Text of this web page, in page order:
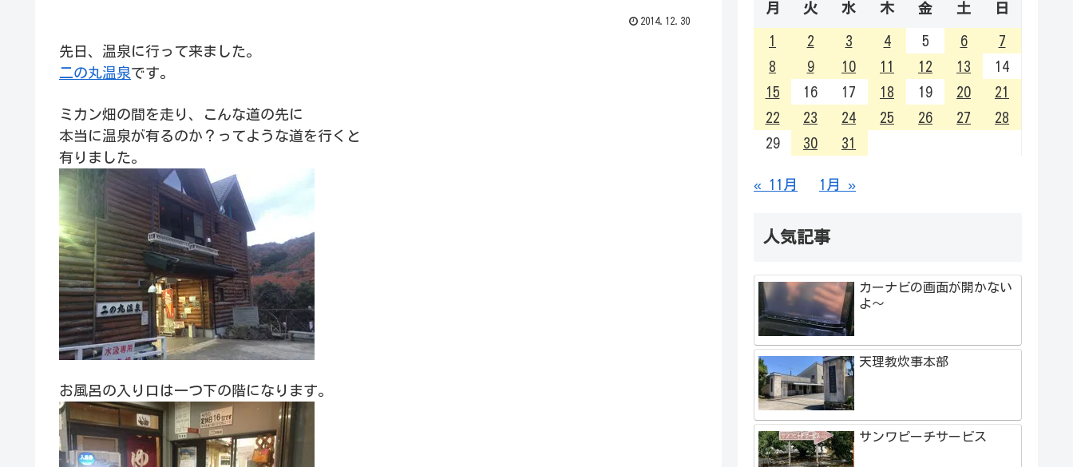
2014.12.30
先日、温泉に行って来ました。
二の丸温泉です。
ミカン畑の間を走り、こんな道の先に
本当に温泉が有るのか？ってような道を行くと
有りました。
お風呂の入り口は一つ下の階になります。
月 火 水 木 金 土 日
1 2 3 4 5 6
7
8
9 10 11 12 13
14
15
16 17 18 19 20
21
22
23 24 25 26 27
28
29
30 31
« 11月 1月 »
人気記事
カーナビの画面が開かない
よ～
天理教炊事本部
サンワピーチサービス